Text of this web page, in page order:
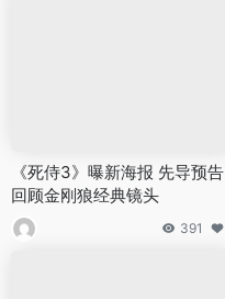
《死侍3》曝新海报 先导预告
回顾金刚狼经典镜头
391